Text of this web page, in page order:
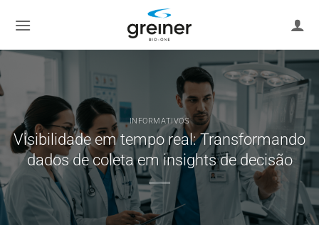
para
conteúdo
INFORMATIVOS
Visibilidade em tempo real: Transformando
dados de coleta em insights de decisão